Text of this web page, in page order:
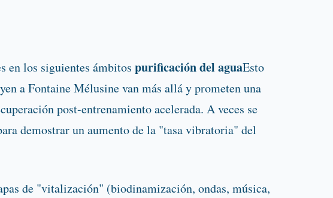
en los siguientes ámbitos purificación del aguaEsto
a Fontaine Mélusine van más allá y prometen una
post-entrenamiento acelerada. A veces se
demostrar un aumento de la "tasa vibratoria" del
de "vitalización" (biodinamización, ondas, música,